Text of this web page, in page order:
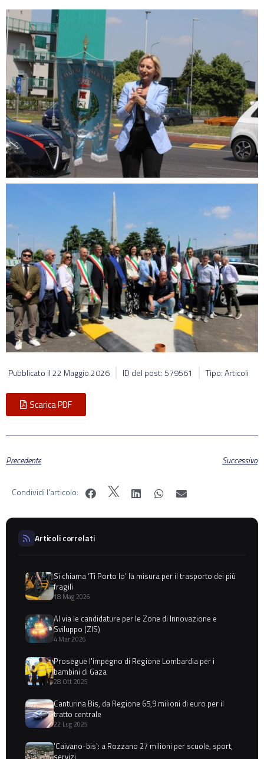
Pubblicato il22 Maggio 2026 ID del post: 579561 Tipo: Articoli
Scarica PDF
Precedente Successivo
Condividi l'articolo:
Articoli correlati
Si chiama ‘Ti Porto Io’ la misura per il trasporto dei più
fragili
18 Mag 2026
Al via le candidature per le Zone di Innovazione e
Sviluppo (ZIS)
4 Mar 2026
Prosegue l'impegno di Regione Lombardia per i
bambini di Gaza
28 Ott 2025
Canturina Bis, da Regione 65,9 milioni di euro per il
tratto centrale
22 Lug 2025
'Caivano-bis': a Rozzano 27 milioni per scuole, sport,